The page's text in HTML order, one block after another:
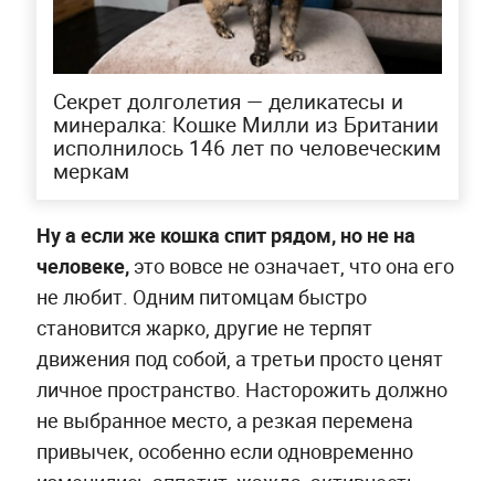
Секрет долголетия — деликатесы и
минералка: Кошке Милли из Британии
исполнилось 146 лет по человеческим
меркам
Ну а если же кошка спит рядом, но не на
человеке,это вовсе не означает, что она его
не любит. Одним питомцам быстро
становится жарко, другие не терпят
движения под собой, а третьи просто ценят
личное пространство. Насторожить должно
не выбранное место, а резкая перемена
привычек, особенно если одновременно